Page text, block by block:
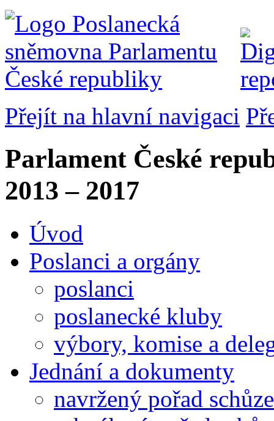
Přejít na hlavní navigaci
Parlament České
2013 – 2017
Úvod
Poslanci a orgány
poslanci
poslanecké kluby
výbory, komise a
Jednání a dokumenty
navržený pořad schůze